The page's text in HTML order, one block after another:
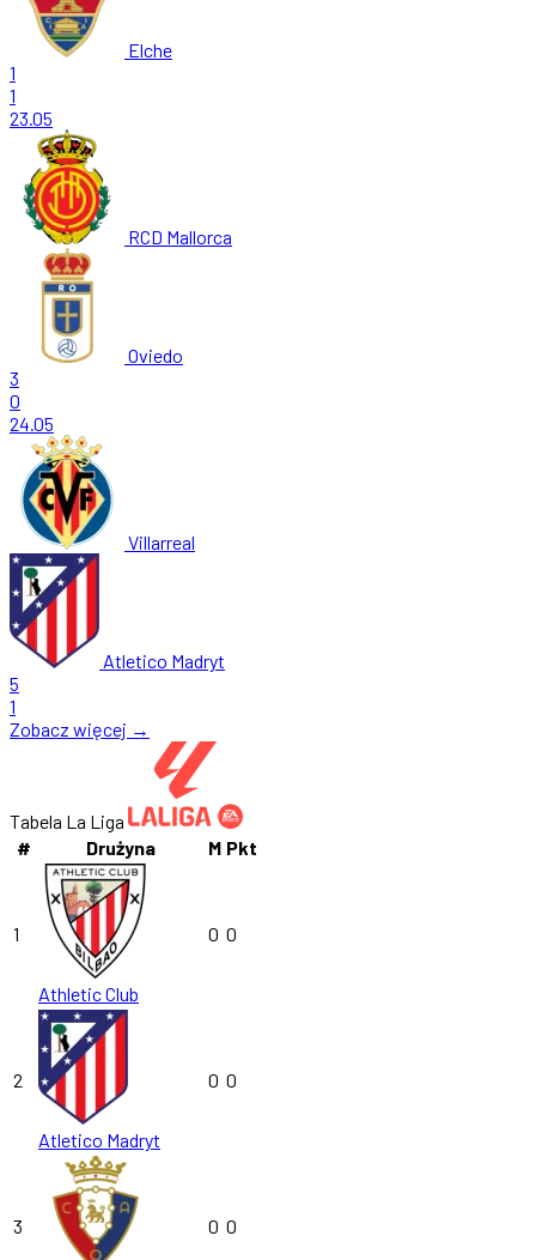
Elche
1
1
23.05
RCD Mallorca
Oviedo
3
0
24.05
Villarreal
Atletico Madryt
5
1
Zobacz więcej →
Tabela La Liga
#
Drużyna M Pkt
1
Athletic Club
0 0
2
Atletico Madryt
0 0
3 0 0